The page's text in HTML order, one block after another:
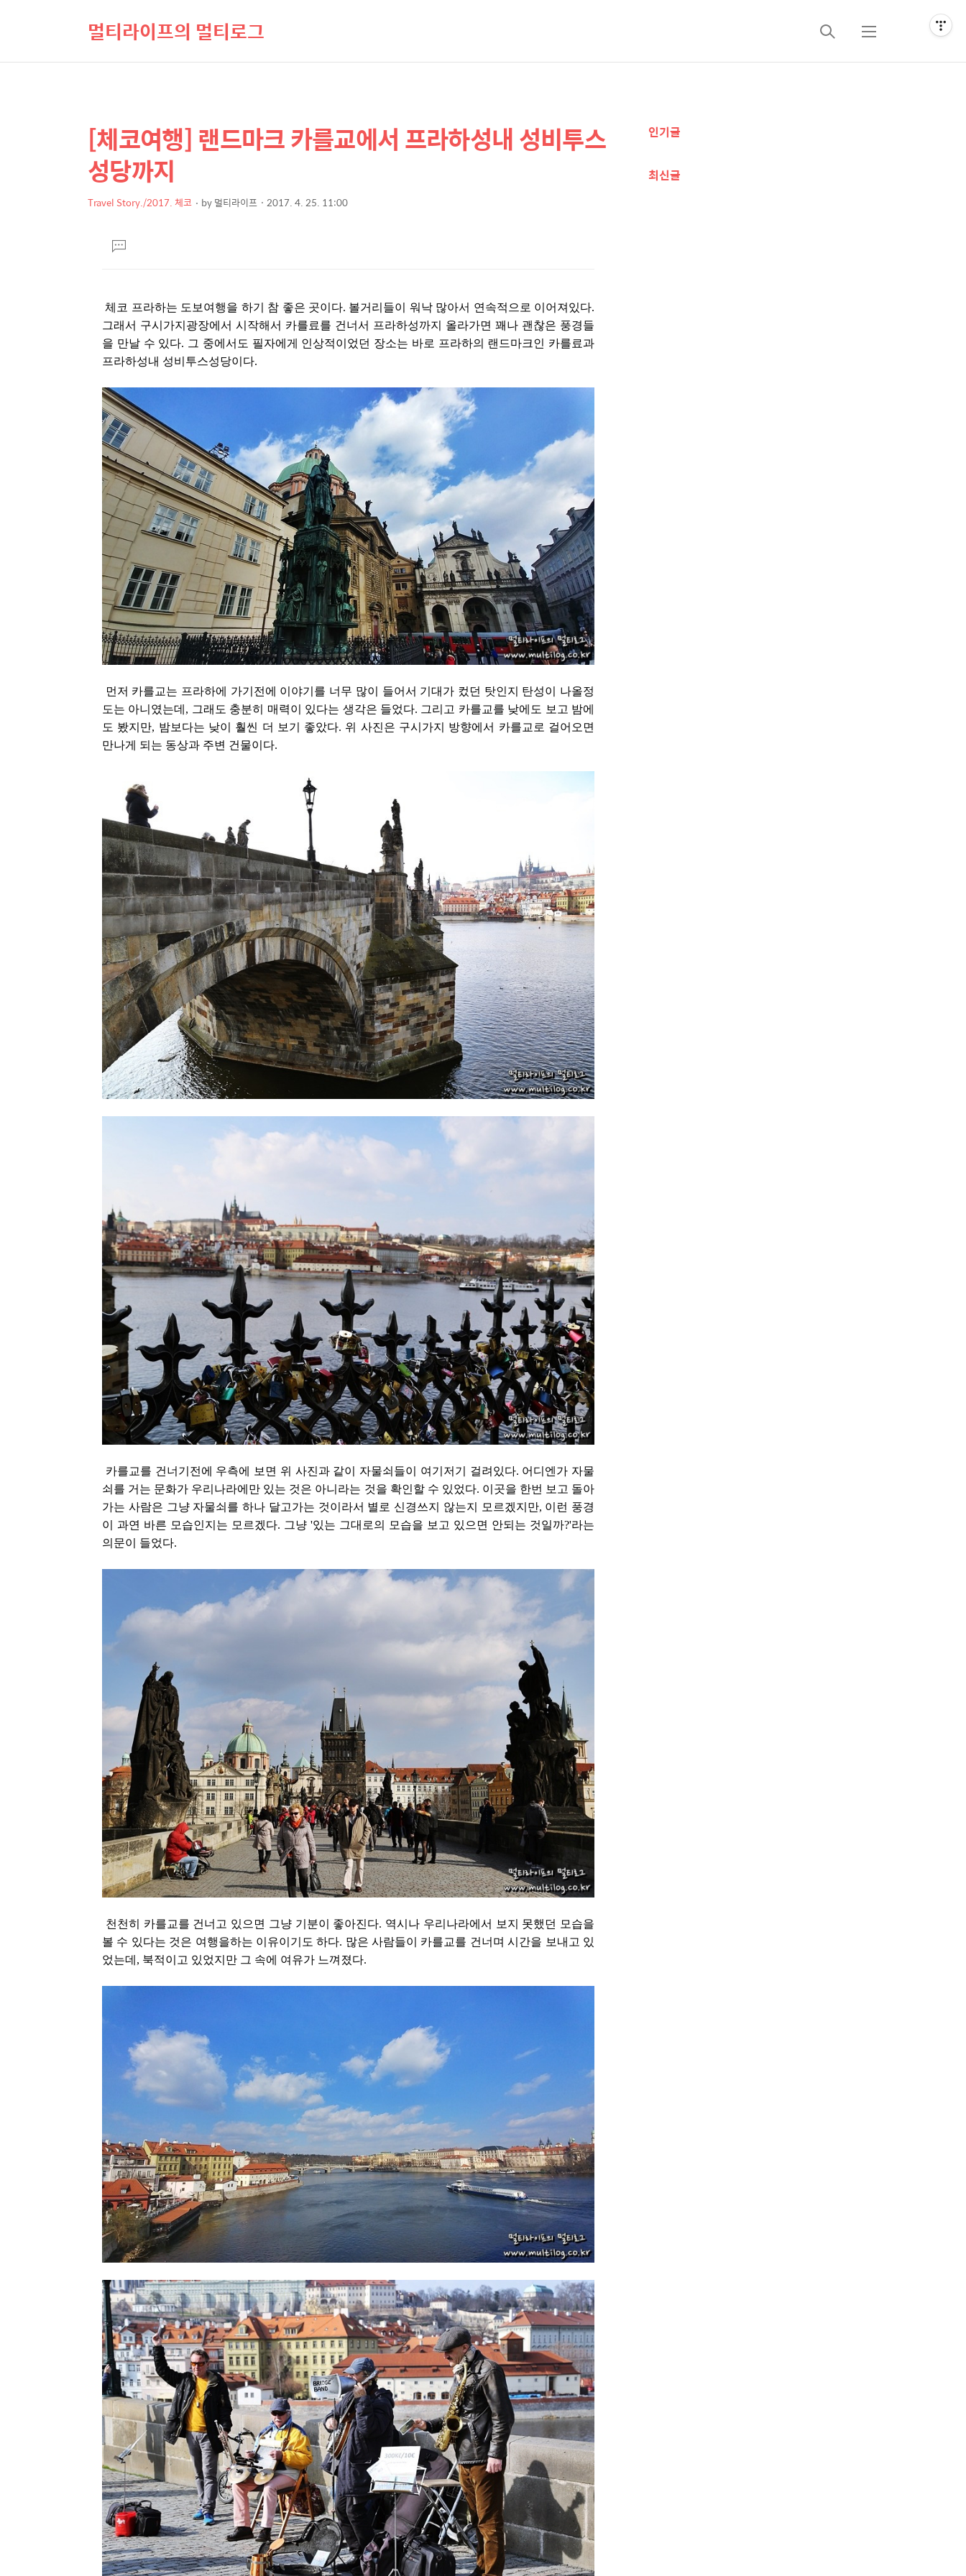
멀티라이프의 멀티로그
검
메
상
세
컨
텐
본
문
제
목
[체코여행] 랜드마크 카를교에서 프라하성내 성비투스
성당까지
Travel Story./2017. 체코 by멀티라이프 2017. 4. 25. 11:00
댓
글
체코 프라하는 도보여행을 하기 참 좋은 곳이다. 볼거리들이 워낙 많아서 연속적으로 이어져있다.
그래서 구시가지광장에서 시작해서 카를료를 건너서 프라하성까지 올라가면 꽤나 괜찮은 풍경들
을 만날 수 있다. 그 중에서도 필자에게 인상적이었던 장소는 바로 프라하의 랜드마크인 카를료과
프라하성내 성비투스성당이 다.
먼저 카를교는 프라하에 가기전에 이야기를 너무 많이 들어서 기대가 컸던 탓인지 탄성이 나올정
도는 아니였는데, 그래도 충분히 매력이 있다는 생각은 들었다. 그리고 카를교를 낮에도 보고 밤에
도 봤지만, 밤보다는 낮이 훨씬 더 보기 좋았다. 위 사진은 구시가지 방향에서 카를교로 걸어오면
만나게 되는 동상과 주변 건물이다.
카를교를 건너기전에 우측에 보면 위 사진과 같이 자물쇠들이 여기저기 걸려있다. 어디엔가 자물
쇠를 거는 문화가 우리나라에만 있는 것은 아니라는 것을 확인할 수 있었다. 이곳을 한번 보고 돌아
가는 사람은 그냥 자물쇠를 하나 달고가는 것이라서 별로 신경쓰지 않는지 모르겠지만, 이런 풍경
이 과연 바른 모습인지는 모르겠다. 그냥 '있는 그대로의 모습을 보고 있으면 안되는 것일까?'라는
의문이 들었다.
천천히 카를교를 건너고 있으면 그냥 기분이 좋아진다. 역시나 우리나라에서 보지 못했던 모습을
볼 수 있다는 것은 여행을하는 이유이기도 하다. 많은 사람들이 카를교를 건너며 시간을 보내고 있
었는데, 북적이고 있었지만 그 속에 여유가 느껴졌다.
추
정
인기글
최신글